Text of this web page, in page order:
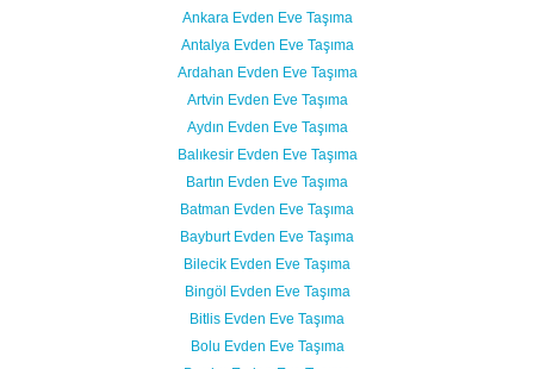
Ankara Evden Eve Taşıma
Antalya Evden Eve Taşıma
Ardahan Evden Eve Taşıma
Artvin Evden Eve Taşıma
Aydın Evden Eve Taşıma
Balıkesir Evden Eve Taşıma
Bartın Evden Eve Taşıma
Batman Evden Eve Taşıma
Bayburt Evden Eve Taşıma
Bilecik Evden Eve Taşıma
Bingöl Evden Eve Taşıma
Bitlis Evden Eve Taşıma
Bolu Evden Eve Taşıma